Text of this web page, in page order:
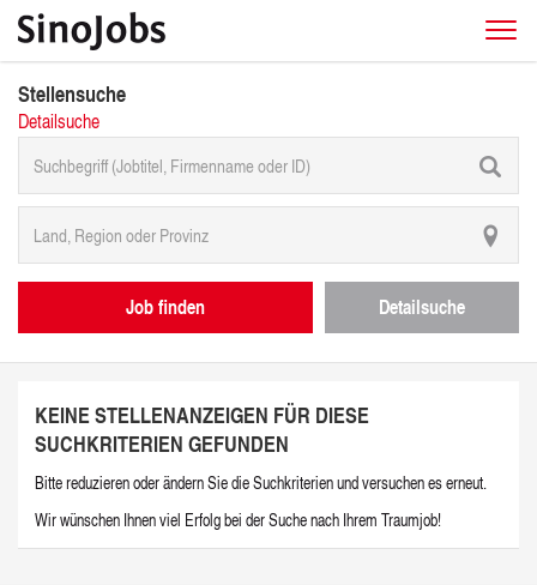
Stellensuche
Detailsuche
Job finden Detailsuche
KEINE STELLENANZEIGEN FÜR DIESE
SUCHKRITERIEN GEFUNDEN
Bitte reduzieren oder ändern Sie die Suchkriterien und versuchen es erneut.
Wir wünschen Ihnen viel Erfolg bei der Suche nach Ihrem Traumjob!